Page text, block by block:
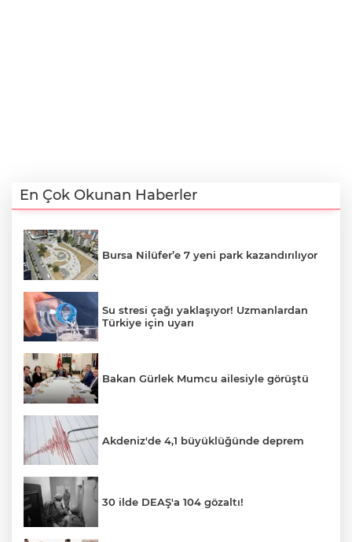
En Çok Okunan Haberler
Bursa Nilüfer’e 7 yeni park kazandırılıyor
Su stresi çağı yaklaşıyor! Uzmanlardan
Türkiye için uyarı
Bakan Gürlek Mumcu ailesiyle görüştü
Akdeniz'de 4,1 büyüklüğünde deprem
30 ilde DEAŞ'a 104 gözaltı!